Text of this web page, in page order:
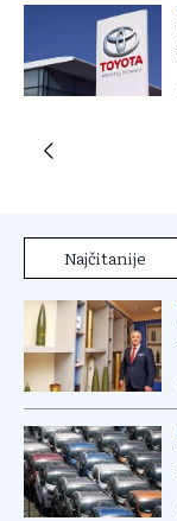
Najčitanije